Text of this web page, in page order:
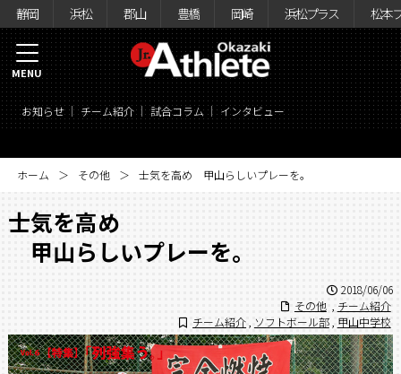
静岡 浜松 郡山 豊橋 岡崎 浜松プラス 松本
お知らせ チーム紹介 試合コラム インタビュー
MENU
ホーム その他 士気を高め 甲山らしいプレーを。
士気を高め
甲山らしいプレーを。
2018/06/06
その他
チーム紹介
チーム紹介
ソフトボール部 甲山中学校